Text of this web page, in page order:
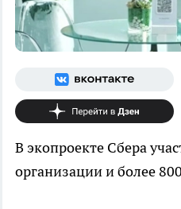
В экопроекте Сбера
организации и более